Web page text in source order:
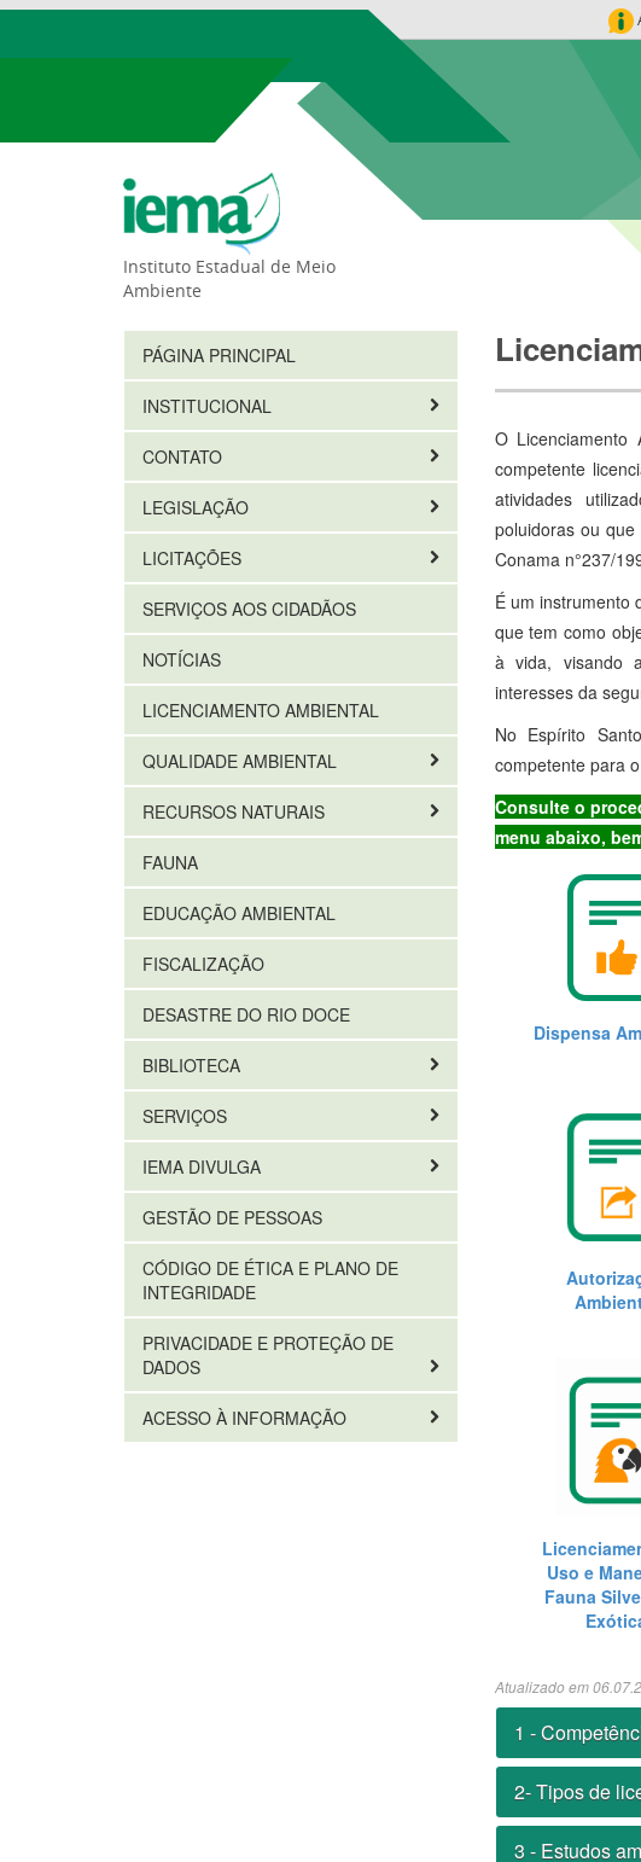
Instituto Estadual de Meio
Ambiente
PÁGINA PRINCIPAL
INSTITUCIONAL
CONTATO
LEGISLAÇÃO
LICITAÇÕES
SERVIÇOS AOS CIDADÃOS
NOTÍCIAS
LICENCIAMENTO AMBIENTAL
QUALIDADE AMBIENTAL
RECURSOS NATURAIS
FAUNA
EDUCAÇÃO AMBIENTAL
FISCALIZAÇÃO
DESASTRE DO RIO DOCE
BIBLIOTECA
SERVIÇOS
IEMA DIVULGA
GESTÃO DE PESSOAS
CÓDIGO DE ÉTICA E PLANO DE
INTEGRIDADE
PRIVACIDADE E PROTEÇÃO DE
DADOS
ACESSO À INFORMAÇÃO
O Licenciamento
competente
atividades
poluidoras ou
Conama n°237/
É um instrumento
que tem como
à vida, visando
interesses da
No Espírito
competente para
Consulte o
menu abaixo,
Dispensa
Uso e
Fauna
Atualizado em
1 -
2- Tipos de
3 - Estudos